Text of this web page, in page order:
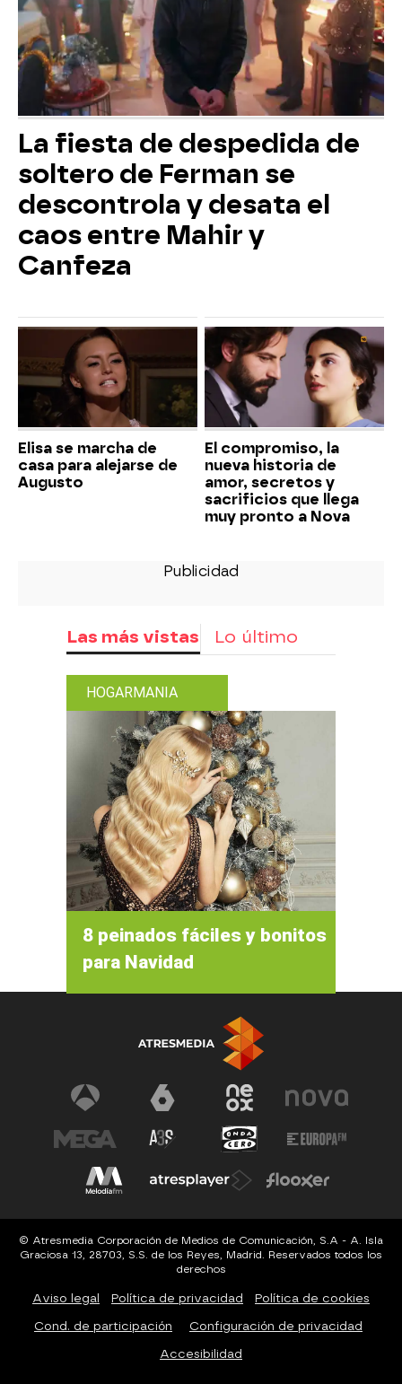
La fiesta de despedida de
soltero de Ferman se
descontrola y desata el
caos entre Mahir y
Canfeza
Elisa se marcha de
casa para alejarse de
Augusto
El compromiso, la
nueva historia de
amor, secretos y
sacrificios que llega
muy pronto a Nova
Las más vistas Lo último
HOGARMANIA
8 peinados fáciles y bonitos
para Navidad
© Atresmedia Corporación de Medios de Comunicación, S.A - A. Isla
Graciosa 13, 28703, S.S. de los Reyes, Madrid. Reservados todos los
derechos
Aviso legal Política de privacidad Política de cookies
Cond. de participación Configuración de privacidad
Accesibilidad